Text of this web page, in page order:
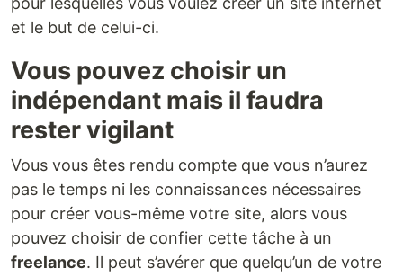
et le but de celui-ci.
Vous pouvez choisir un
indépendant mais il faudra
rester vigilant
Vous vous êtes rendu compte que vous n’aurez
pas le temps ni les connaissances nécessaires
pour créer vous-même votre site, alors vous
pouvez choisir de confier cette tâche à un
freelance. Il peut s’avérer que quelqu’un de votre